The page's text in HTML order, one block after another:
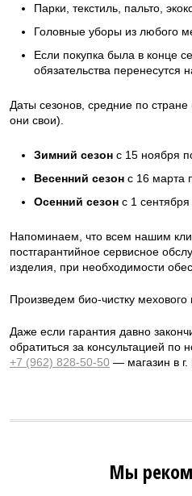
Парки, текстиль, пальто,
Головные уборы из любого
Если покупка была в конце
обязательства перенесутся
Даты сезонов, средние по
они свои).
Зимний сезон с 15 ноября
Весенний сезон с 16 марта
Осенний сезон с 1
Напоминаем, что всем нашим
постгарантийное сервисное
изделия, при необходимости
Произведем био-чистку мехового
Даже если гарантия давно
обратиться за консультацией по
+7 (962) 828-50-50 — магазин в г.
Мы